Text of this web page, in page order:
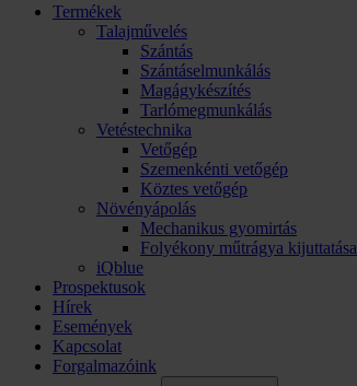
Termékek
Talajművelés
Szántás
Szántáselmunkálás
Magágykészítés
Tarlómegmunkálás
Vetéstechnika
Vetőgép
Szemenkénti vetőgép
Köztes vetőgép
Növényápolás
Mechanikus gyomirtás
Folyékony műtrágya kijuttatása
iQblue
Prospektusok
Hírek
Események
Kapcsolat
Forgalmazóink